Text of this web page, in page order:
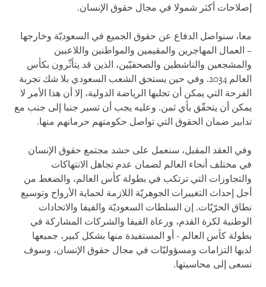
إصلاحات أكثر شمولا في مجال حقوق الإنسان.
معا، سنواصل الدفاع عن حقوق الجميع في السعوديّة وخارجها
– العمال المهاجرين والمقيمين والمواطنين واللاعبين
والمشجعين والناشطين والصحفيّين، الذين قد يتأثّرون بكأس
العالم 2034. وفي حين يستحق الشعب السعودي بلا شك تجربة
الفرحة التي يمكن أن تجلبها الرياضة الدولية، إلا أن هذا الأمر لا
يمكن أن يتحقّق بأي ثمن. وعليه يجب أن تسير جنبا إلى جنب مع
تدابير ضمان الحقوق التي تواصل حكومتهم حرمانهم منها.
وفي العقد المقبل، سنعمل على حشد مجتمع حقوق الإنسان
في مختلف أنحاء العالم لضمان عدم تجاهل الانتهاكات
والتجاوزات التي ترتكب في بطولة كأس العالم، والضغط من
أجل إحداث التغييرات الجوهريّة اللازمة لحماية الأرواح وتوسيع
نطاق الحرّيّات. إن السلطات السعوديّة والفيفا والاتحادات
الوطنية لكرة القدم، ورعاة الفيفا والشركات المشاركة في
بطولة كأس العالم - أو المستفيدة منها بشكل كبير، جميعها
لديها التزامات ومسؤوليّات في مجال حقوق الإنسان، وسوف
نسعى إلى محاسبتها.